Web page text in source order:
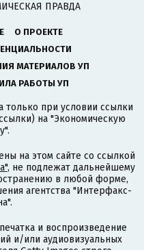
ПРАВДА
О ПРОЕКТЕ
МАТЕРИАЛОВ УП
РАБОТЫ УП
только при условии ссылки
на "Экономическую
на этом сайте со ссылкой
, не подлежат дальнейшему
в любой форме,
агентства "Интерфакс-
и воспроизведение
и/или аудиовизуальных